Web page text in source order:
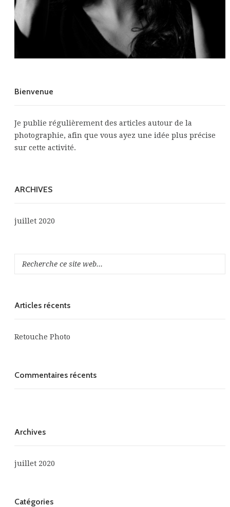
Bienvenue
Je publie régulièrement des articles autour de la
photographie, afin que vous ayez une idée plus précise
sur cette activité.
ARCHIVES
juillet 2020
Articles récents
Retouche Photo
Commentaires récents
Archives
juillet 2020
Catégories